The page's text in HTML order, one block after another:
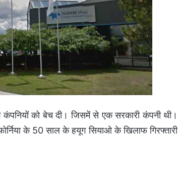
को बेच दी। जिसमें से एक सरकारी कंपनी थी।
के 50 साल के हयूग सियाओ के खिलाफ गिरफ्तारी